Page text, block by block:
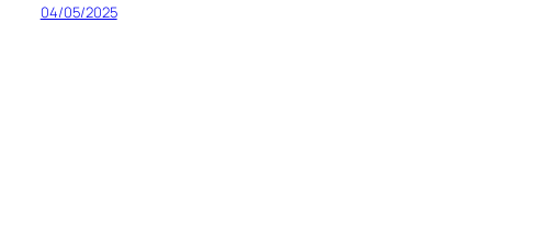
04/05/2025